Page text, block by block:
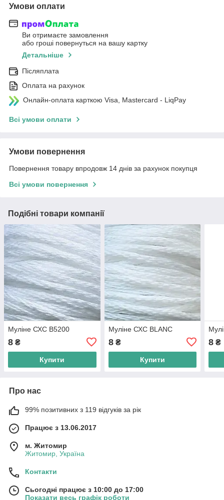
Умови оплати
Ви отримаєте замовлення
або гроші повернуться на вашу картку
Детальніше
Післяплата
Оплата на рахунок
Онлайн-оплата карткою Visa, Mastercard - LiqPay
Всі умови оплати
Умови повернення
Повернення товару впродовж 14 днів за рахунок покупця
Всі умови повернення
Подібні товари компанії
Муліне СХС B5200
8 ₴
Купити
Муліне СХС BLANC
8₴
Купити
8 ₴
Про нас
99% позитивних з 119 відгуків за рік
Працює з 13.06.2017
м. Житомир
Житомир, Україна
Контакти
Сьогодні працює з 10:00 до 17:00
Показати весь графік роботи